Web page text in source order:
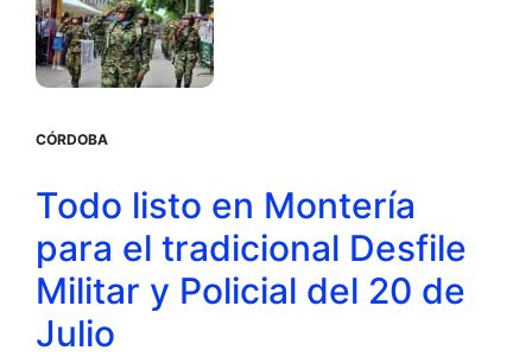
CÓRDOBA
Todo listo en Montería
para el tradicional Desfile
Militar y Policial del 20 de
Julio